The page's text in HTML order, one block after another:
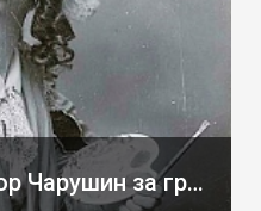
Бывал ли архитектор Чарушин за границей и знал ли языки?